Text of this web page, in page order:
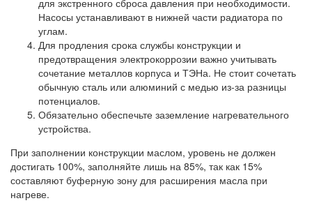
для экстренного сброса давления при необходимости.
Насосы устанавливают в нижней части радиатора по
углам.
Для продления срока службы конструкции и
предотвращения электрокоррозии важно учитывать
сочетание металлов корпуса и ТЭНа. Не стоит сочетать
обычную сталь или алюминий с медью из-за разницы
потенциалов.
Обязательно обеспечьте заземление нагревательного
устройства.
При заполнении конструкции маслом, уровень не должен
достигать 100%, заполняйте лишь на 85%, так как 15%
составляют буферную зону для расширения масла при
нагреве.